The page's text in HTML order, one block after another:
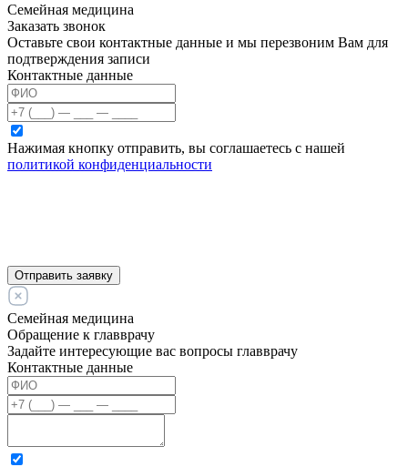
Семейная медицина
Заказать звонок
Оставьте свои контактные данные и мы перезвоним Вам для
подтверждения записи
Контактные данные
Нажимая кнопку отправить, вы соглашаетесь с нашей
политикой конфиденциальности
Отправить заявку
Семейная медицина
Обращение к главврачу
Задайте интересующие вас вопросы главврачу
Контактные данные